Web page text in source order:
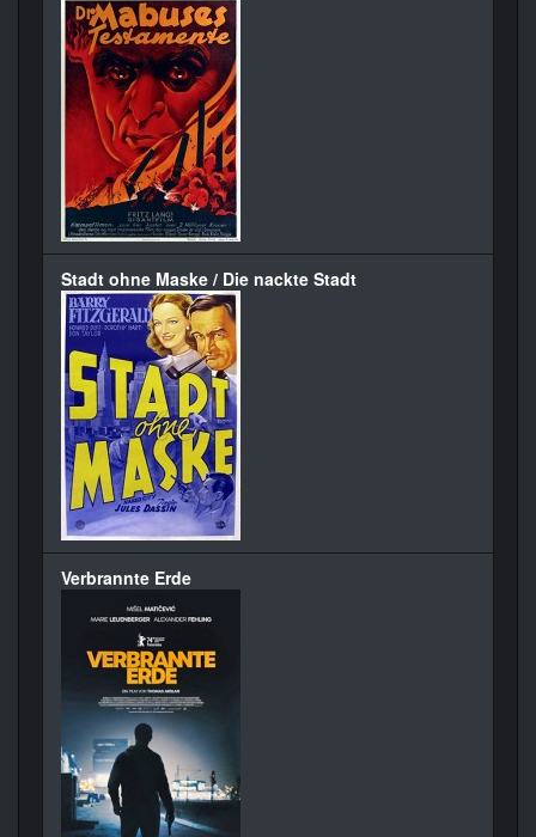
Stadt ohne Maske / Die nackte Stadt
Verbrannte Erde